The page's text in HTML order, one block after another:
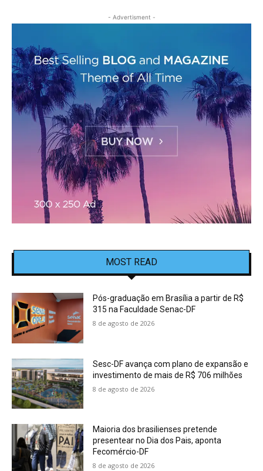
- Advertisment -
MOST READ
Pós-graduação em Brasília a partir de R$
315 na Faculdade Senac-DF
8 de agosto de 2026
Sesc-DF avança com plano de expansão e
investimento de mais de R$ 706 milhões
8 de agosto de 2026
Maioria dos brasilienses pretende
presentear no Dia dos Pais, aponta
Fecomércio-DF
8 de agosto de 2026